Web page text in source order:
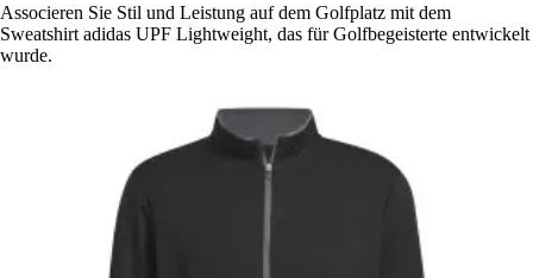
Associeren Sie Stil und Leistung auf dem Golfplatz mit dem
Sweatshirt adidas UPF Lightweight, das für Golfbegeisterte entwickelt
wurde.